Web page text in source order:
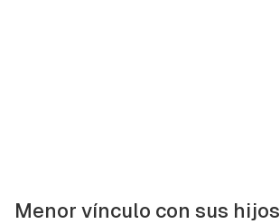
Menor vínculo con sus hijos